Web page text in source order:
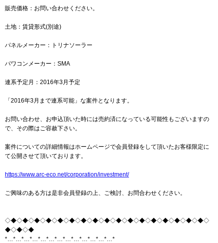
販売価格：お問い合わせください。
土地：賃貸形式(別途)
パネルメーカー：トリナソーラー
パワコンメーカー：SMA
連系予定月：2016年3月予定
「2016年3月まで連系可能」な案件となります。
お問い合わせ、お申込頂いた時には売約済になっている可能性もございますの
で、その際はご容赦下さい。
案件についての詳細情報はホームページで会員登録をして頂いたお客様限定に
て公開させて頂いております。
https://www.arc-eco.net/corporation/investment/
ご興味のある方は是非会員登録の上、ご検討、お問合わせください。
◇◆◇◆◇◆◇◆◇◆◇◆◇◆◇◆◇◆◇◆◇◆◇◆◇◆◇◆◇◆◇◆◇◆◇
◆◇◆◇◆
*…*…*…*…*…*…*…*…*…*…*…*…*…*